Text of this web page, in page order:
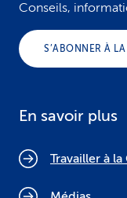
Conseils,
S’ABONNER À
En savoir plus
Travailler à la